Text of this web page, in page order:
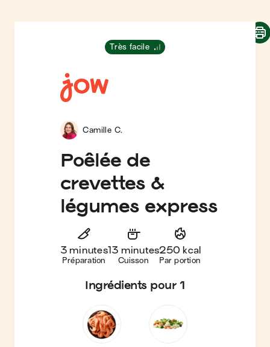
Très facile
Camille C.
Poêlée de
crevettes &
légumes express
3 minutes
Préparation
13 minutes
Cuisson
250 kcal
Par portion
Ingrédients pour 1